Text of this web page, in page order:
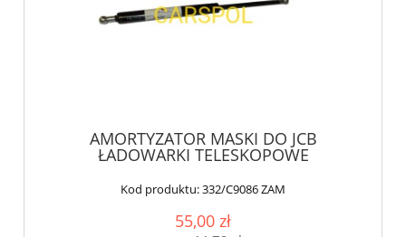
AMORTYZATOR MASKI DO JCB
ŁADOWARKI TELESKOPOWE
Kod produktu:332/C9086 ZAM
55,00 zł